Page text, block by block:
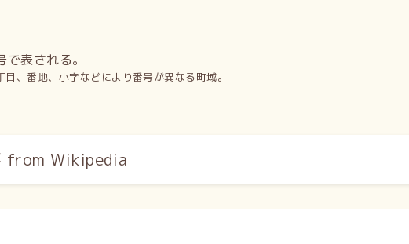
表される。
、番地、小字などにより番号が異なる町域。
from Wikipedia